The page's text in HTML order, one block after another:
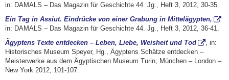
in: DAMALS – Das Magazin für Geschichte 44. Jg., Heft 3, 2012, 30-35.
Ein Tag in Assiut. Eindrücke von einer Grabung in Mittelägypten,
in: DAMALS – Das Magazin für Geschichte 44. Jg., Heft 3, 2012, 36-41.
Ägyptens Texte entdecken – Leben, Liebe, Weisheit und Tod
, in:
Historisches Museum Speyer, Hg., Ägyptens Schätze entdecken –
Meisterwerke aus dem Ägyptischen Museum Turin, München – London –
New York 2012, 101-107.